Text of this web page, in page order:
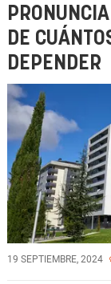
DE
DEPENDER
19 SEPTIEMBRE, 2024